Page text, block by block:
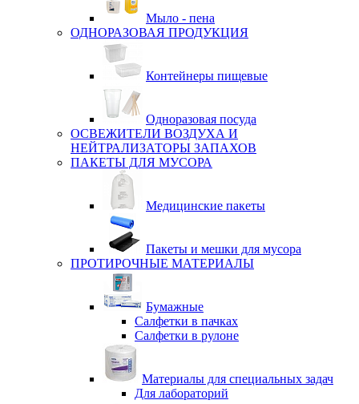
Мыло - пена
ОДНОРАЗОВАЯ ПРОДУКЦИЯ
Контейнеры пищевые
Одноразовая посуда
ОСВЕЖИТЕЛИ ВОЗДУХА И
НЕЙТРАЛИЗАТОРЫ ЗАПАХОВ
ПАКЕТЫ ДЛЯ МУСОРА
Медицинские пакеты
Пакеты и мешки для мусора
ПРОТИРОЧНЫЕ МАТЕРИАЛЫ
Бумажные
Салфетки в пачках
Салфетки в рулоне
Материалы для специальных задач
Для лабораторий